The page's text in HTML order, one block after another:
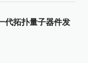
代拓扑量子器件发